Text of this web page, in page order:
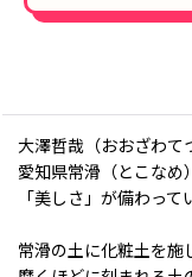
大澤哲哉（おおざわて
愛知県常滑（とこなめ
「美しさ」が備わって
常滑の土に化粧土を施